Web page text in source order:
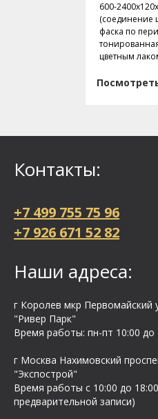
600-
(соединение
фаска по
цветным
Контакты:
+7 499 755 75 96
+7 926 671 52 82
Наши адреса:
г Королев мкр Первомайский
"Ривер Парк"
Время работы: пн-пт 10:00 до
г Москва Нахимовский
"Экспострой"
Время работы с 10:00 до
предварительной записи)